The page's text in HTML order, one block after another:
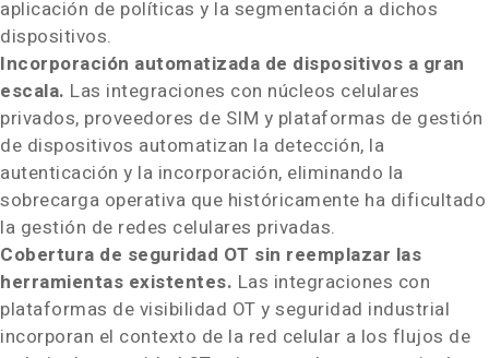
aplicación de políticas y la segmentación a dichos
dispositivos.
Incorporación automatizada de dispositivos a gran
escala. Las integraciones con núcleos celulares
privados, proveedores de SIM y plataformas de gestión
de dispositivos automatizan la detección, la
autenticación y la incorporación, eliminando la
sobrecarga operativa que históricamente ha dificultado
la gestión de redes celulares privadas.
Cobertura de seguridad OT sin reemplazar las
herramientas existentes. Las integraciones con
plataformas de visibilidad OT y seguridad industrial
incorporan el contexto de la red celular a los flujos de